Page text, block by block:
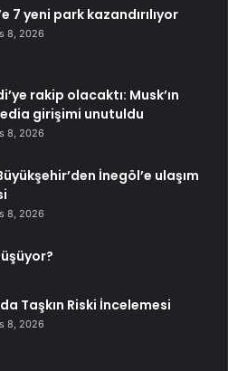
7 yeni park kazandırılıyor
8, 2026
rakip olacaktı: Musk’ın
girişimi unutuldu
8, 2026
İnegöl’e ulaşım
8, 2026
Taşkın Riski İncelemesi
8, 2026